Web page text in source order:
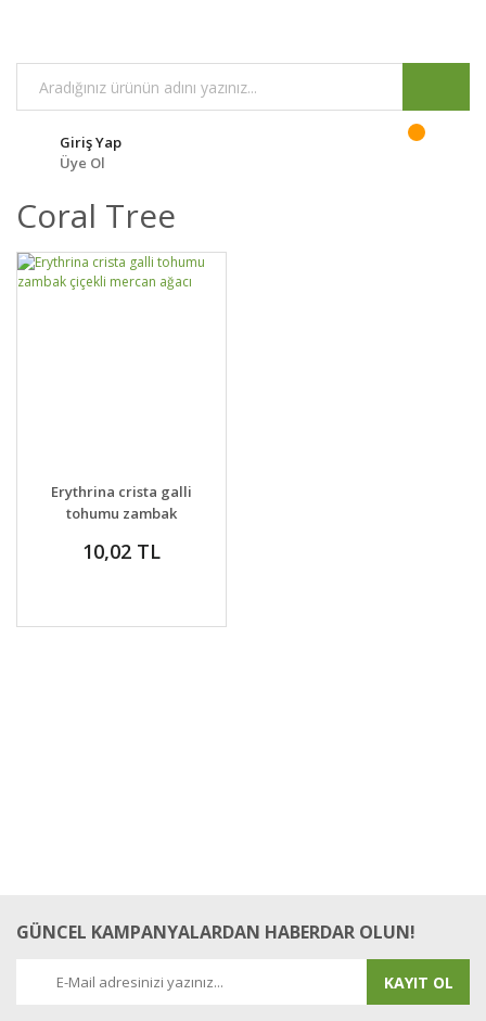
Giriş Yap
Üye Ol
Coral Tree
DETAYLAR
VER
Erythrina crista galli
tohumu zambak
10,02 TL
GÜNCEL KAMPANYALARDAN HABERDAR OLUN!
KAYIT OL